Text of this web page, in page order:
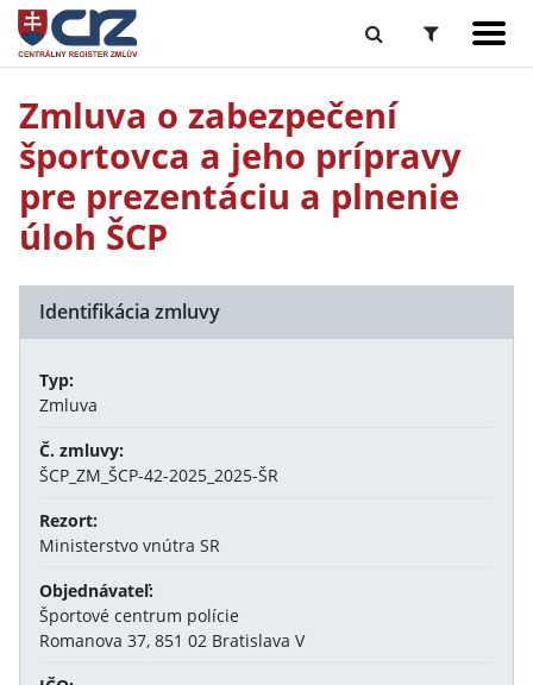
Zmluva o zabezpečení
športovca a jeho prípravy
pre prezentáciu a plnenie
úloh ŠCP
Identifikácia zmluvy
Typ:
Zmluva
Č. zmluvy:
ŠCP_ZM_ŠCP-42-2025_2025-ŠR
Rezort:
Ministerstvo vnútra SR
Objednávateľ:
Športové centrum polície
Romanova 37, 851 02 Bratislava V